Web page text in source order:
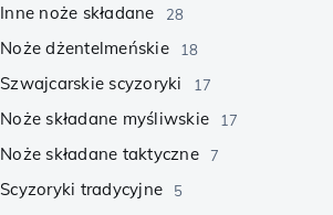
Inne noże składane 28
Noże dżentelmeńskie 18
Szwajcarskie scyzoryki 17
Noże składane myśliwskie 17
Noże składane taktyczne 7
Scyzoryki tradycyjne 5